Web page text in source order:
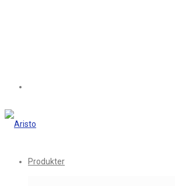
Produkter